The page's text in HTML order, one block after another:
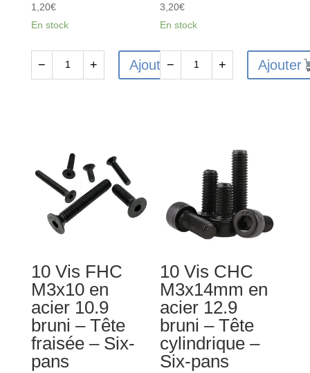
1,20€
En stock
en
10.9
Tête
fraisée
-
Six-
pans
− + Ajouter
3,20€
En stock
12.9
bruni
Tête
cylindrique
-
Six-
pans
− + Ajouter
10 Vis FHC
M3x10 en
acier 10.9
bruni – Tête
fraisée – Six-
pans
10 Vis CHC
M3x14mm en
acier 12.9
bruni – Tête
cylindrique –
Six-pans